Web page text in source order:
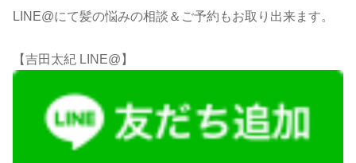
LINE@にて髪の悩みの相談＆ご予約もお取り出来ます。
【吉田太紀 LINE@】